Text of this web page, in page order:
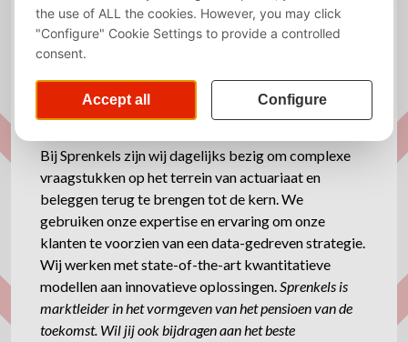
About Sprenkels
Note: Sprenkels only has a Dutch company profile.
Bij Sprenkels zijn wij dagelijks bezig om complexe
vraagstukken op het terrein van actuariaat en
beleggen terug te brengen tot de kern. We
gebruiken onze expertise en ervaring om onze
klanten te voorzien van een data-gedreven strategie.
Wij werken met state-of-the-art kwantitatieve
modellen aan innovatieve oplossingen.Sprenkels is
marktleider in het vormgeven van het pensioen van de
toekomst. Wil jij ook bijdragen aan het beste